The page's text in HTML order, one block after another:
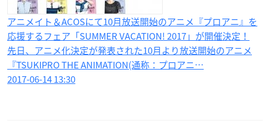
アニメイト＆ACOSにて​10月放送開始のアニメ『プロアニ』を
応援するフェア「SUMMER VACATION! 2017」が開催決定！
先日、アニメ化決定が発表された10月より放送開始のアニメ
『TSUKIPRO THE ANIMATION(通称：プロアニ…
2017-06-14 13:30